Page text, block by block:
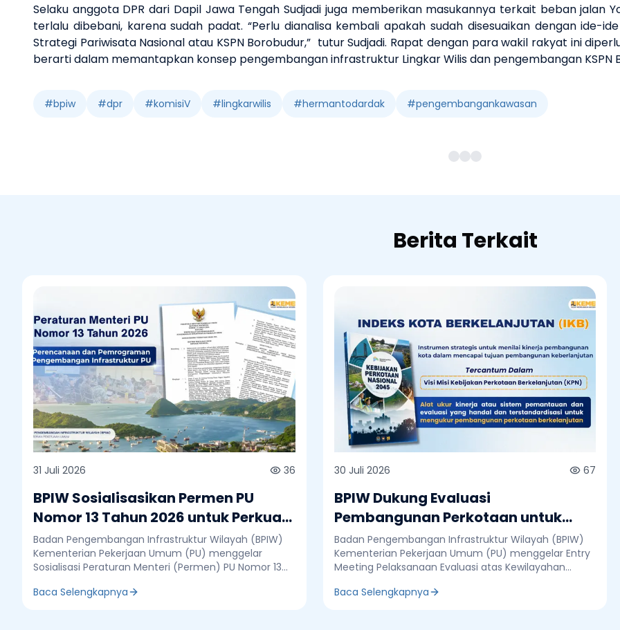
Selaku anggota DPRdari Dapil Jawa Tengah Sudjadi juga memberikan masukannya terkait beban jalanY
terlalu dibebani, karena sudah padat. “Perlu dianalisa kembali apakah sudah disesuaikan dengan ide-
Strategi Pariwisata Nasional atau KSPN Borobudur,” tutur Sudjadi. Rapat dengan para wakil rakyat ini
berarti dalam memantapkan konsep pengembangan infrastruktur LingkarWilis dan pengembangan KSPN
#bpiw #dpr #komisiV #lingkarwilis #hermantodardak #pengembangankawasan
Berita Terkait
31 Juli 2026 36
BPIW Sosialisasikan Permen PU
Nomor 13 Tahun 2026 untuk Perkuat
Perencanaan dan Pemrograman
Infrastruktur
Badan Pengembangan Infrastruktur Wilayah (BPIW)
Kementerian Pekerjaan Umum (PU) menggelar
Sosialisasi Peraturan Menteri (Permen) PU Nomor 13
Pemrograman Pengembangan Infrastruktur
Baca Selengkapnya
30 Juli 2026 67
BPIW Dukung Evaluasi
Pembangunan Perkotaan untuk
Perkuat Tata Kelola dan Sinergi
Lintas Sektor
Badan Pengembangan Infrastruktur Wilayah (BPIW)
Kementerian Pekerjaan Umum (PU) menggelar Entry
Meeting Pelaksanaan Evaluasi atas Kewilayahan
Triwulan III Tahun 2026 bersama Badan Pengawasan
Baca Selengkapnya